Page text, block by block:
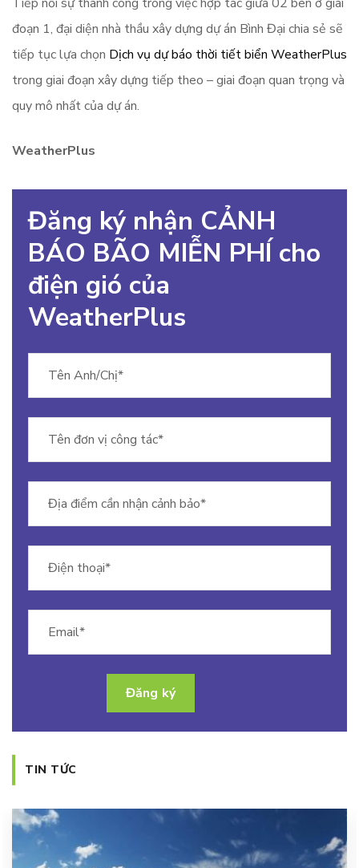
đoạn 1, đại diện nhà thầu xây dựng dự án Bình Đại chia sẻ sẽ
tiếp tục lựa chọn Dịch vụ dự báo thời tiết biển WeatherPlus
trong giai đoạn xây dựng tiếp theo – giai đoạn quan trọng và
quy mô nhất của dự án.
WeatherPlus
Đăng ký nhận CẢNH
BÁO BÃO MIỄN PHÍ cho
điện gió của
WeatherPlus
TIN TỨC